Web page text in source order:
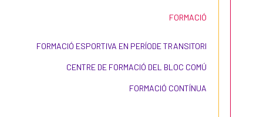
FORMACIÓ
FORMACIÓ ESPORTIVA EN PERÍODE TRANSITORI
CENTRE DE FORMACIÓ DEL BLOC COMÚ
FORMACIÓ CONTÍNUA